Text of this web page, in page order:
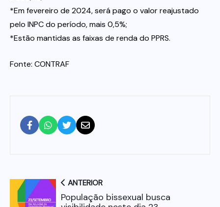
*Em fevereiro de 2024, será pago o valor reajustado
pelo INPC do período, mais 0,5%;
*Estão mantidas as faixas de renda do PPRS.
Fonte: CONTRAF
ANTERIOR
População bissexual busca